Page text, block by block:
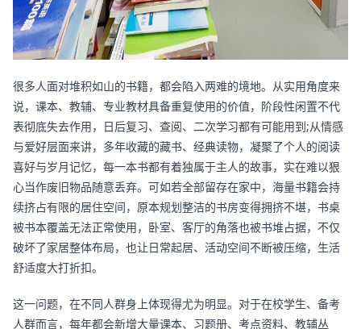
很多人面对堆积如山的书籍，都会陷入两难的境地。从实用角度来
说，课本、教辅、专业教材具备重复使用的价值，阶段性闲置不代
表彻底失去作用，日后复习、查阅、二次学习都有可能用到;从情感
与爱好层面来讲，多年收藏的藏书、经典读物，凝聚了个人的阅读
喜好与岁月记忆，每一本书都有着独属于主人的故事，实在难以狠
心当作废旧物品随意丢弃。可如若全部留存在家中，海量书籍会持
续挤占有限的居住空间，原本规划整洁的书房变得拥挤不堪，书桌
被书本覆盖无法正常使用，卧室、客厅的角落也被书堆占据，不仅
破坏了家居整体布局，也让日常起居、活动空间不断被压缩，生活
舒适度大打折扣。
这一问题，在不同人群身上体现得尤为明显。对于在校学生、备考
人群而言，每年都会新增大量课本、习题册、考点资料、教辅丛